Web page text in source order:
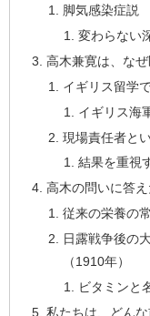
脚気感染症説
変わらない
高木兼寛は、な
イギリス留学
イギリス海
現場責任者と
結果を重視
高木の問いに答
従来の栄養の
日露戦争後の
（1910年）
ビタミンと
私たちは、どん